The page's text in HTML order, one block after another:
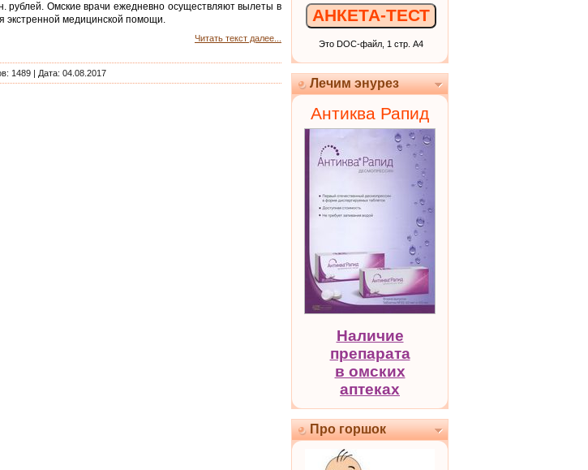
рублей. Омские врачи ежедневно осуществляют вылеты в
экстренной медицинской помощи.
Читать текст далее...
1489 | Дата: 04.08.2017
АНКЕТА-ТЕСТ
Это DOC-файл, 1 стр. А4
Лечим энурез
Антиква Рапид
Наличие
препарата
в омских
аптеках
Про горшок